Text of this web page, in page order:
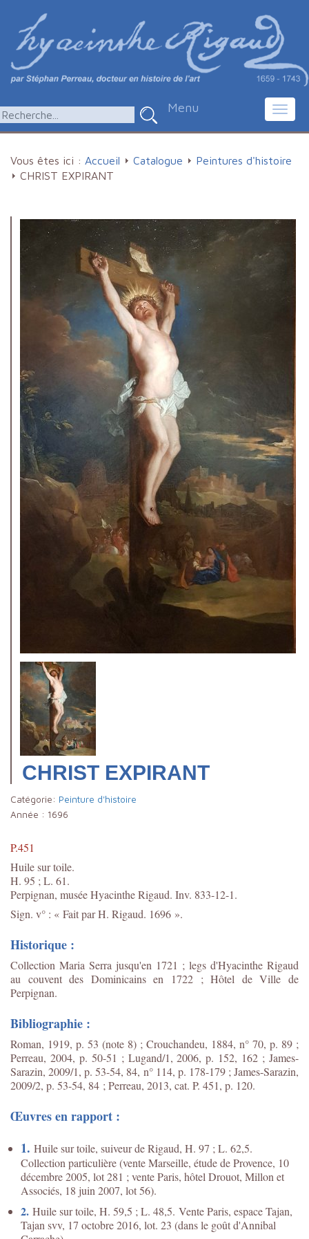
Menu
Vous êtes ici : Accueil Catalogue
Peintures d'histoire
CHRIST EXPIRANT
CHRIST EXPIRANT
Catégorie: Peinture d'histoire
Année : 1696
P.451
Huile sur toile.
H. 95 ; L. 61.
Perpignan, musée Hyacinthe Rigaud. Inv. 833-12-1.
Sign. v° : « Fait par H. Rigaud. 1696 ».
Historique :
Collection Maria Serra jusqu'en 1721 ; legs d'Hyacinthe Rigaud
au couvent des Dominicains en 1722 ; Hôtel de Ville de
Perpignan.
Bibliographie :
Roman, 1919, p. 53 (note 8) ; Crouchandeu, 1884, n° 70, p. 89 ;
Perreau, 2004, p. 50-51 ; Lugand/1, 2006, p. 152, 162 ; James-
Sarazin, 2009/1, p. 53-54, 84, n° 114, p. 178-179 ; James-Sarazin,
2009/2, p. 53-54, 84 ; Perreau, 2013, cat. P. 451, p. 120.
Œuvres en rapport :
1. Huile sur toile, suiveur de Rigaud, H. 97 ; L. 62,5.
Collection particulière (vente Marseille, étude de Provence, 10
décembre 2005, lot 281 ; vente Paris, hôtel Drouot, Millon et
Associés, 18 juin 2007, lot 56).
2. Huile sur toile, H. 59,5 ; L. 48,5. Vente Paris, espace Tajan,
Tajan svv, 17 octobre 2016, lot. 23 (dans le goût d'Annibal